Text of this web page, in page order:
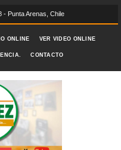
- Punta Arenas, Chile
ONLINE VER VIDEO ONLINE
CONTACTO